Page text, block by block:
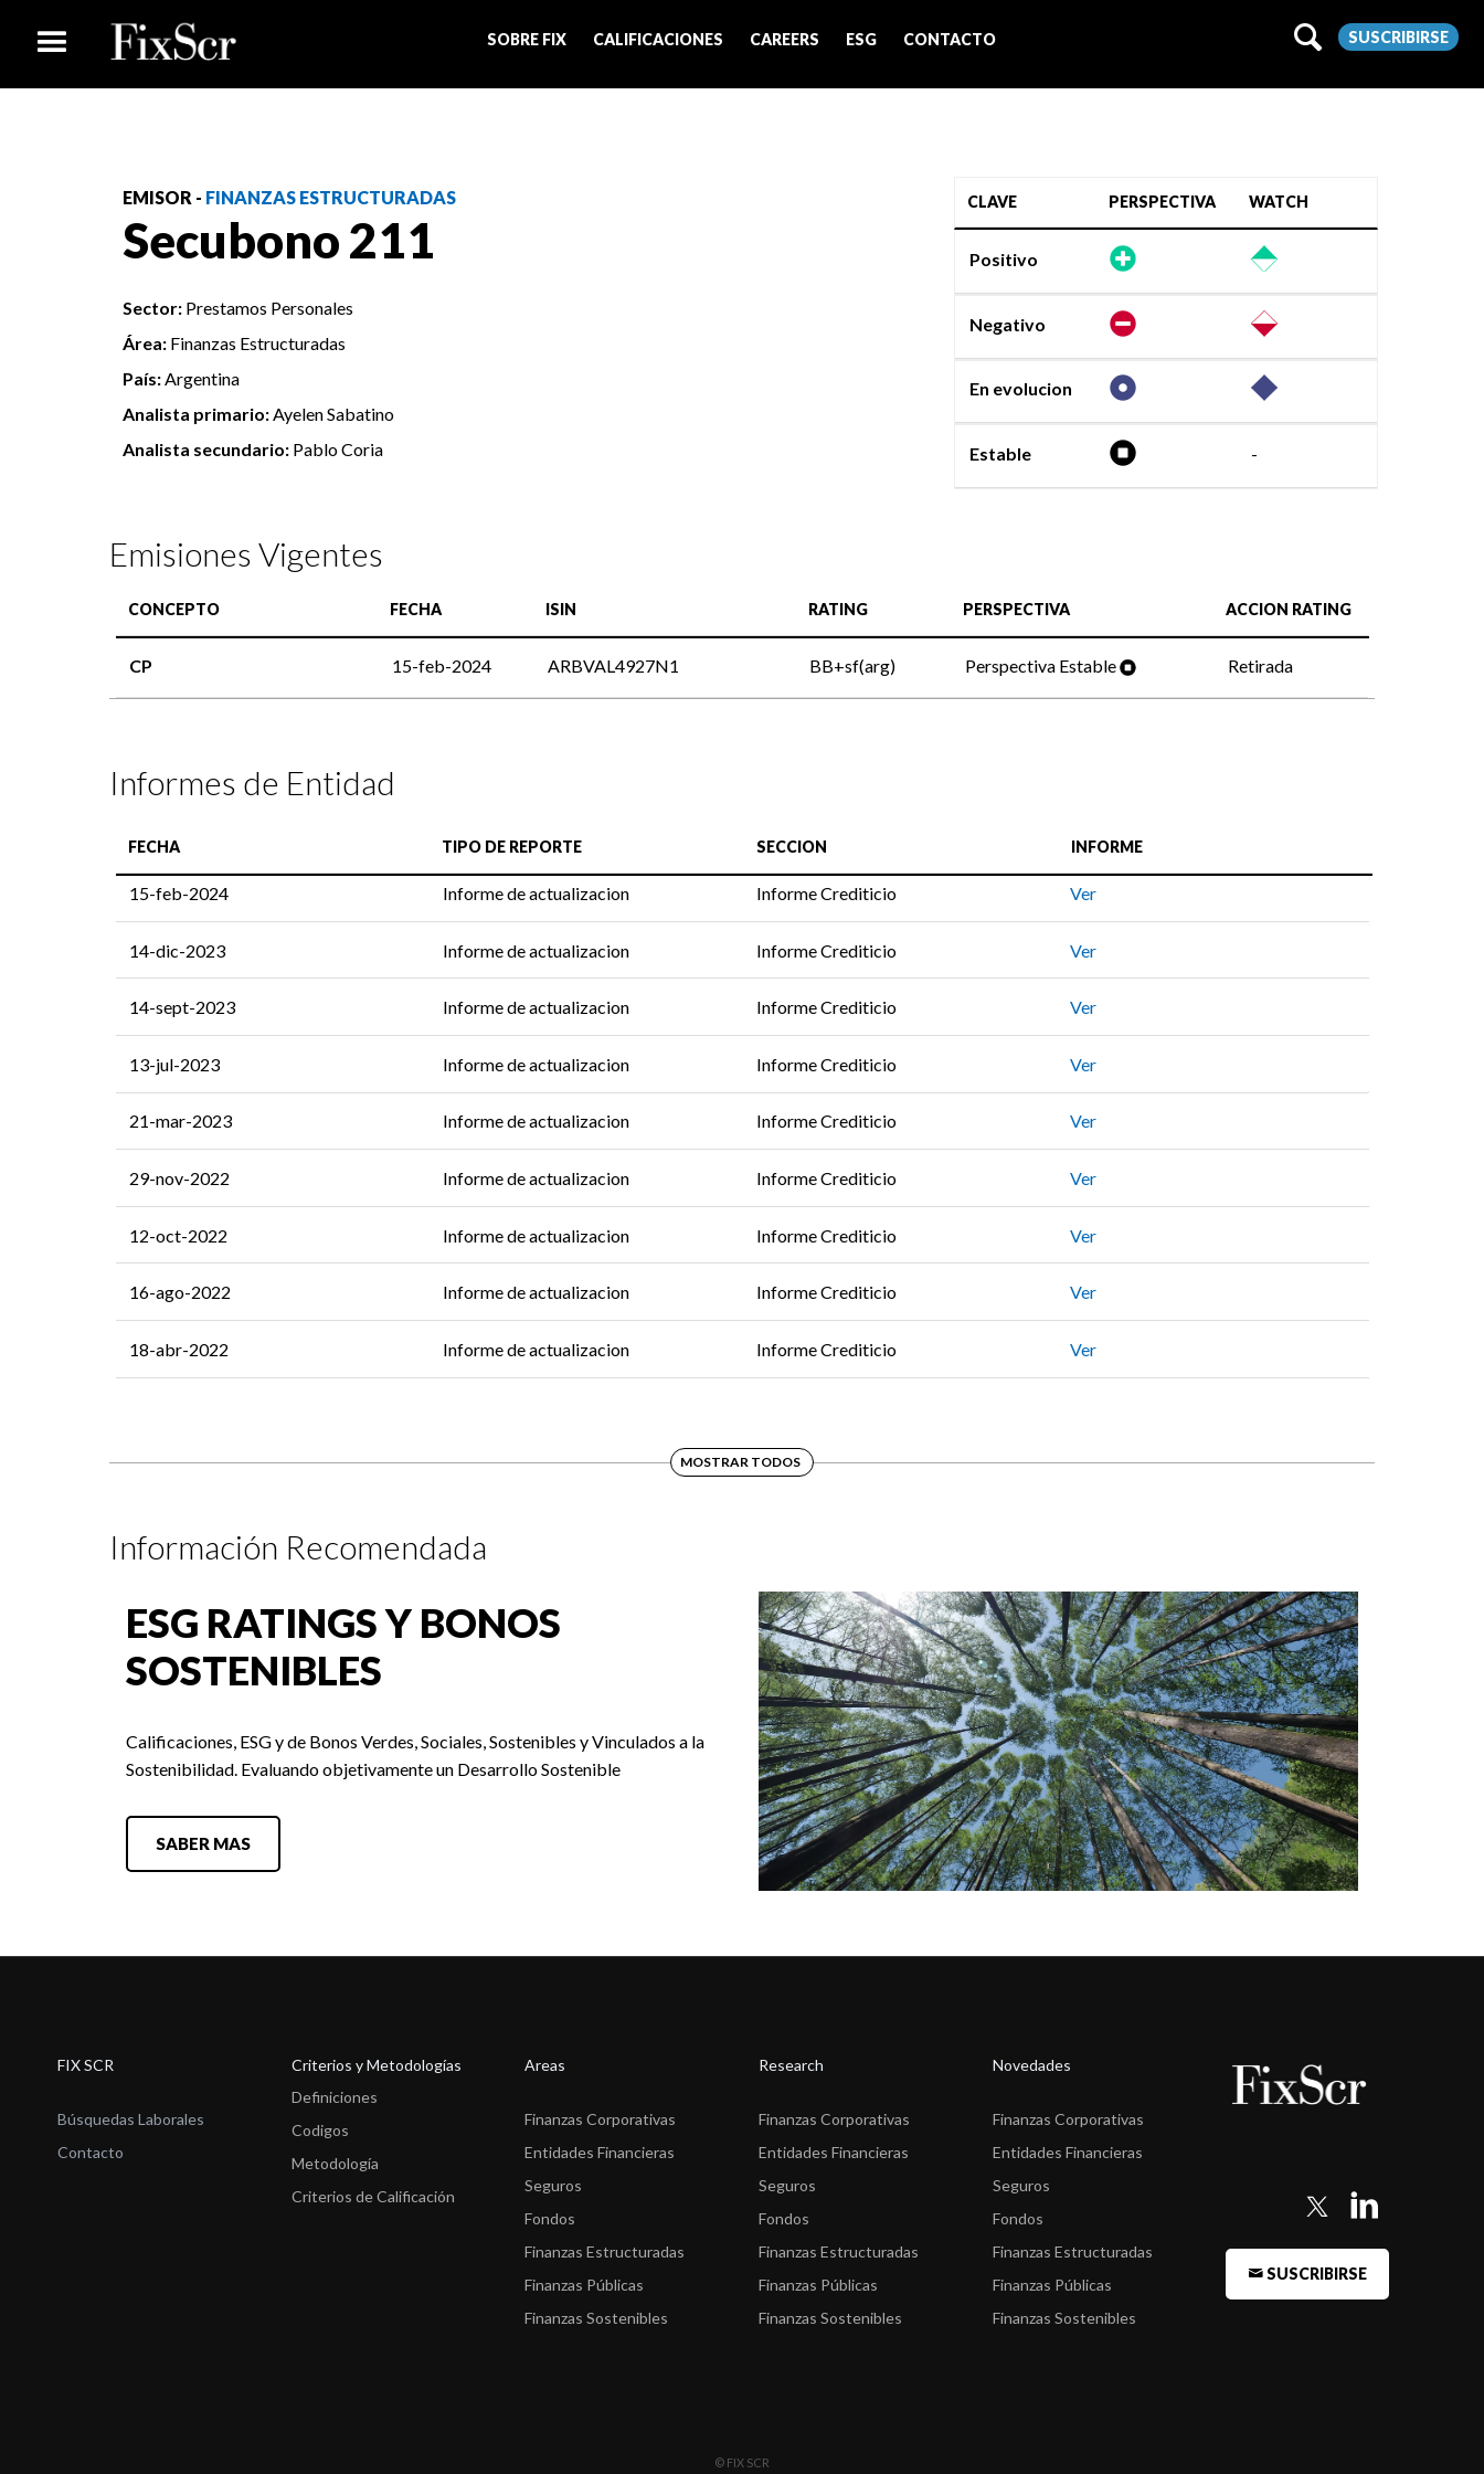
SOBRE FIX CALIFICACIONES CAREERS ESG CONTACTO SUSCRIBIRSE
EMISOR - FINANZAS ESTRUCTURADAS
Secubono 211
Sector: Prestamos Personales
Área: Finanzas Estructuradas
País:Argentina
Analista primario:Ayelen Sabatino
Analista secundario: Pablo Coria
CLAVE PERSPECTIVA WATCH
Positivo
Negativo
En evolucion
Estable -
Emisiones Vigentes
CONCEPTO FECHA ISIN RATING PERSPECTIVA ACCION RATING
CP 15-feb-2024 ARBVAL4927N1 BB+sf(arg) Perspectiva Estable Retirada
Informes de Entidad
FECHA TIPO DE REPORTE SECCION INFORME
15-feb-2024 Informe de actualizacion Informe Crediticio Ver
14-dic-2023 Informe de actualizacion Informe Crediticio Ver
14-sept-2023 Informe de actualizacion Informe Crediticio Ver
13-jul-2023 Informe de actualizacion Informe Crediticio Ver
21-mar-2023 Informe de actualizacion Informe Crediticio Ver
29-nov-2022 Informe de actualizacion Informe Crediticio Ver
12-oct-2022 Informe de actualizacion Informe Crediticio Ver
16-ago-2022 Informe de actualizacion Informe Crediticio Ver
18-abr-2022 Informe de actualizacion Informe Crediticio Ver
MOSTRAR TODOS
Información Recomendada
ESG RATINGS Y BONOS
SOSTENIBLES
Calificaciones, ESG y de Bonos Verdes, Sociales, Sostenibles y Vinculados a la
Sostenibilidad. Evaluando objetivamente un Desarrollo Sostenible
SABER MAS
FIX SCR
Búsquedas Laborales
Contacto
Criterios y Metodologías
Definiciones
Codigos
Metodología
Criterios de Calificación
Areas
Finanzas Corporativas
Entidades Financieras
Seguros
Fondos
Finanzas Estructuradas
Finanzas Públicas
Finanzas Sostenibles
Research
Finanzas Corporativas
Entidades Financieras
Seguros
Fondos
Finanzas Estructuradas
Finanzas Públicas
Finanzas Sostenibles
Novedades
Finanzas Corporativas
Entidades Financieras
Seguros
Fondos
Finanzas Estructuradas
Finanzas Públicas
Finanzas Sostenibles
SUSCRIBIRSE
© FIX SCR